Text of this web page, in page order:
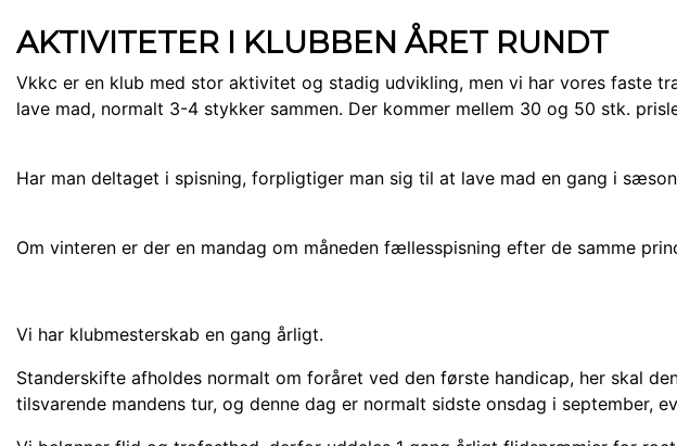
AKTIVITETER I KLUBBEN ÅRET RUNDT
Vkkc er en klub med stor aktivitet og stadig udvikling, men vi har vores faste
lave mad, normalt 3-4 stykker sammen. Der kommer mellem 30 og 50 stk.
Har man deltaget i spisning, forpligtiger man sig til at lave mad en gang i
Om vinteren er der en mandag om måneden fællesspisning efter de samme
Vi har klubmesterskab en gang årligt.
Standerskifte afholdes normalt om foråret ved den første handicap, her skal
tilsvarende mandens tur, og denne dag er normalt sidste onsdag i september,